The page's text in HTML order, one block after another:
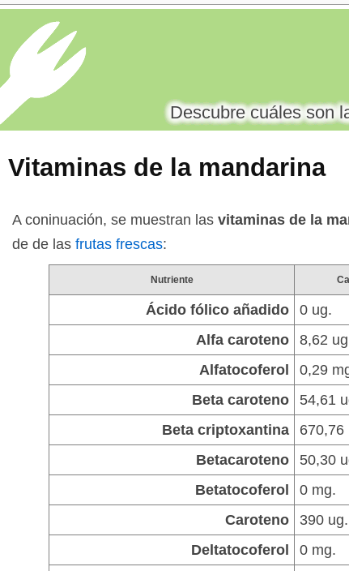
Vitaminas de la mandarina
Descubre cuáles son
A coninuación, se muestran las vitaminas de la
de de las frutas frescas:
Nutriente
Ácido fólico añadido 0 ug.
Alfa caroteno
8,62
Alfatocoferol
0,29
Beta caroteno
54,61
Beta criptoxantina
670,76
Betacaroteno
50,30
Betatocoferol
0 mg.
Caroteno
390 ug.
Deltatocoferol
0 mg.